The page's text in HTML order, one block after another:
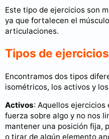
Este tipo de ejercicios son
ya que fortalecen el
articulaciones.
Tipos de
Encontramos dos tipos
isométricos, los activos y
Activos: Aquellos
fuerza sobre algo y no nos
mantener una posición fija,
o tirar de algún elemento